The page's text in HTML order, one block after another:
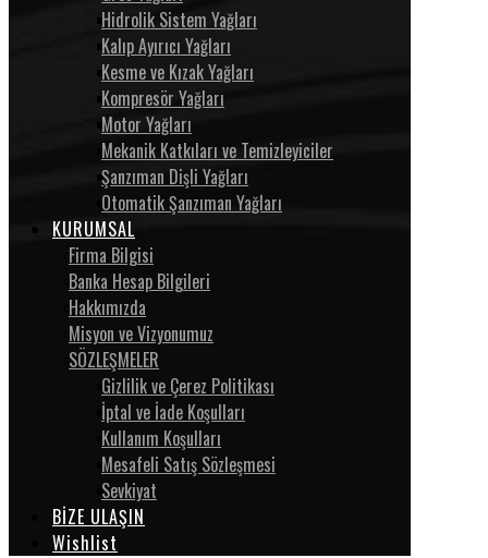
Hidrolik Sistem Yağları
Kalıp Ayırıcı Yağları
Kesme ve Kızak Yağları
Kompresör Yağları
Motor Yağları
Mekanik Katkıları ve Temizleyiciler
Şanzıman Dişli Yağları
Otomatik Şanzıman Yağları
KURUMSAL
Firma Bilgisi
Banka Hesap Bilgileri
Hakkımızda
Misyon ve Vizyonumuz
SÖZLEŞMELER
Gizlilik ve Çerez Politikası
İptal ve İade Koşulları
Kullanım Koşulları
Mesafeli Satış Sözleşmesi
Sevkiyat
BİZE ULAŞIN
Wishlist